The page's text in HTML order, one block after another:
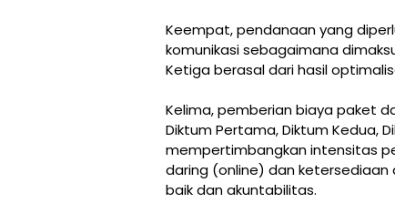
Keempat, pendanaan yang
komunikasi sebagaimana
Ketiga berasal dari hasil
Kelima, pemberian biaya paket
Diktum Pertama, Diktum Kedua,
mempertimbangkan intensitas
daring (online) dan
baik dan akuntabilitas.